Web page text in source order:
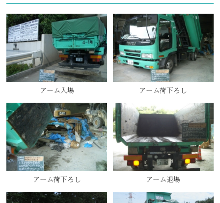
アーム入場 アーム荷下ろし
アーム荷下ろし アーム退場